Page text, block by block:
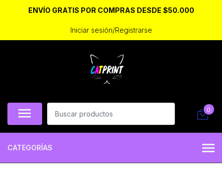
ENVÍO GRATIS POR COMPRAS DESDE $50.000
Iniciar sesión/Registrarse
0
CATEGORÍAS